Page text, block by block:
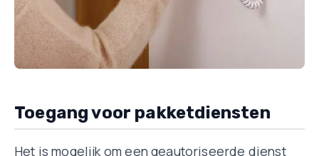
Toegang voor pakketdiensten
Het is mogelijk om een geautoriseerde dienst